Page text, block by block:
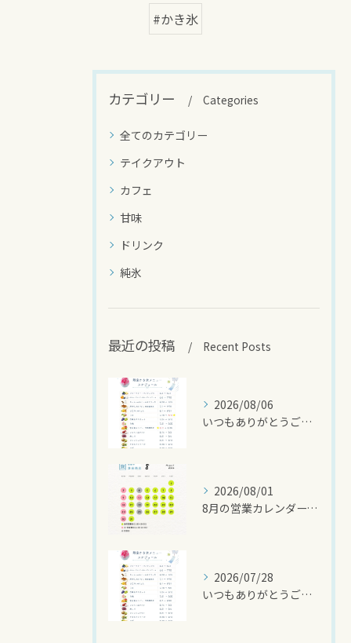
#かき氷
カテゴリー Categories
全てのカテゴリー
テイクアウト
カフェ
甘味
ドリンク
純氷
最近の投稿 Recent Posts
2026/08/06
いつもありがとうございます🍧
2026/08/01
8月の営業カレンダーです🌻
2026/07/28
いつもありがとうございます